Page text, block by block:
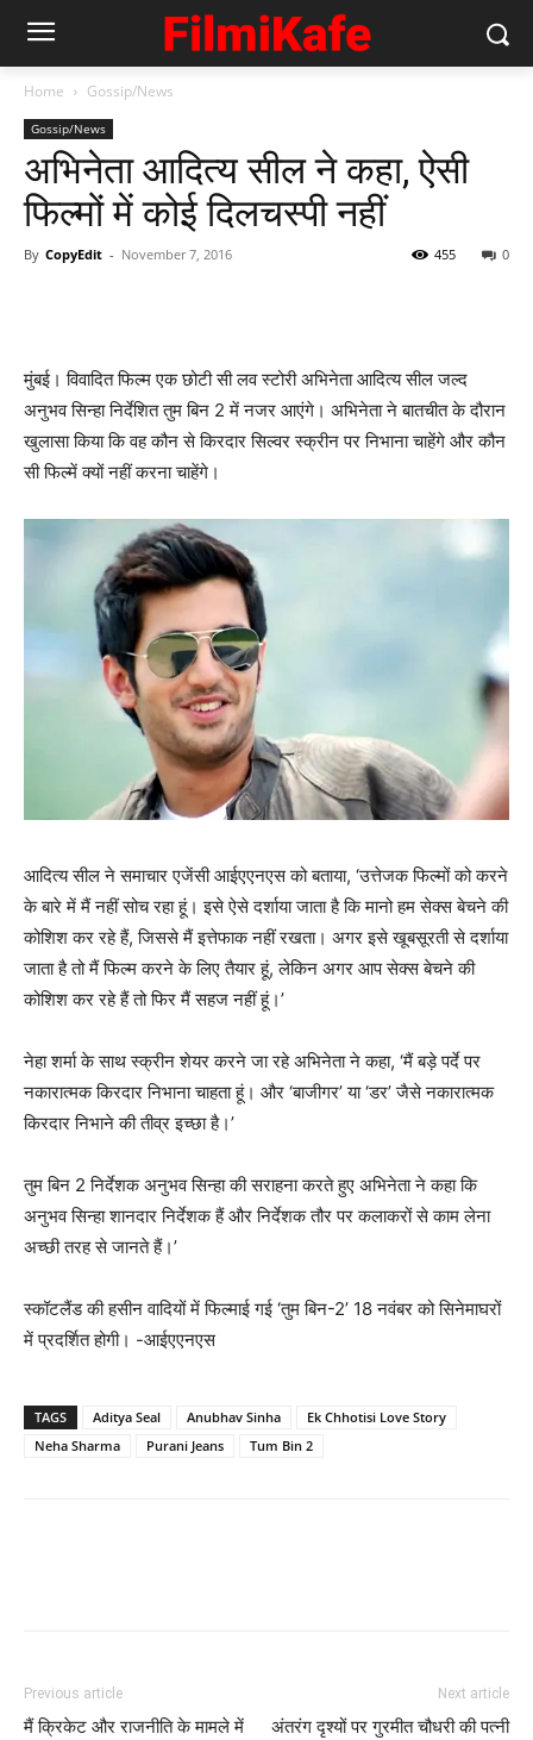
Home Gossip/News
Gossip/News
अभिनेता आदित्‍य सील ने कहा, ऐसी
फिल्‍मों में कोई दिलचस्‍पी नहीं
By CopyEdit - November 7, 2016 0
455
मुंबई। विवादित फिल्‍म एक छोटी सी लव स्‍टोरी अभिनेता आदित्‍य सील जल्‍द
अनुभव सिन्‍हा निर्देशित तुम बिन 2 में नजर आएंगे। अभिनेता ने बातचीत के दौरान
खुलासा किया कि वह कौन से किरदार सिल्‍वर स्‍क्रीन पर निभाना चाहेंगे और कौन
सी फिल्‍में क्‍यों नहीं करना चाहेंगे।
आदित्य सील ने समाचार एजेंसी आईएएनएस को बताया, ‘उत्तेजक फिल्मों को करने
के बारे में मैं नहीं सोच रहा हूं। इसे ऐसे दर्शाया जाता है कि मानो हम सेक्स बेचने की
कोशिश कर रहे हैं, जिससे मैं इत्तेफाक नहीं रखता। अगर इसे खूबसूरती से दर्शाया
जाता है तो मैं फिल्म करने के लिए तैयार हूं, लेकिन अगर आप सेक्स बेचने की
कोशिश कर रहे हैं तो फिर मैं सहज नहीं हूं।’
नेहा शर्मा के साथ स्‍क्रीन शेयर करने जा रहे अभिनेता ने कहा, ‘मैं बड़े पर्दे पर
नकारात्मक किरदार निभाना चाहता हूं। और ‘बाजीगर’ या ‘डर’ जैसे नकारात्मक
किरदार निभाने की तीव्र इच्‍छा है।’
तुम बिन 2 निर्देशक अनुभव सिन्‍हा की सराहना करते हुए अभिनेता ने कहा कि
अनुभव सिन्‍हा शानदार निर्देशक हैं और निर्देशक तौर पर कलाकरों से काम लेना
अच्‍छी तरह से जानते हैं।’
स्कॉटलैंड की हसीन वादियों में फिल्माई गई ‘तुम बिन-2’ 18 नवंबर को सिनेमाघरों
में प्रदर्शित होगी। -आईएएनएस
TAGS Aditya Seal Anubhav Sinha
Ek Chhotisi Love Story
Neha Sharma
Purani Jeans Tum Bin 2
Previous article
मैं क्रिकेट और राजनीति के मामले में
Next article
अंतरंग दृश्यों पर गुरमीत चौधरी की पत्‍नी